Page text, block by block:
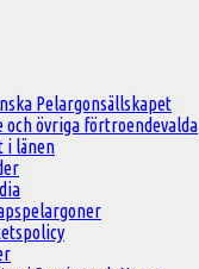
Pelargonsällskapet
och övriga förtroendevalda
i länen